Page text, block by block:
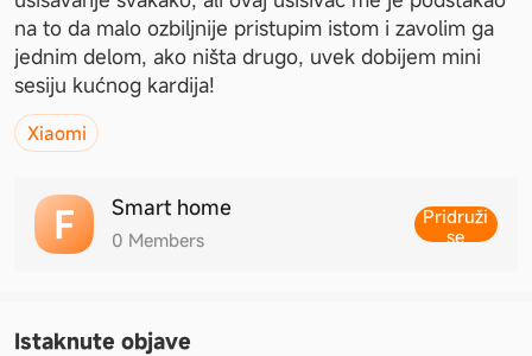
na to da malo ozbiljnije pristupim istom i zavolim ga
jednim delom, ako ništa drugo, uvek dobijem mini
sesiju kućnog kardija!
Xiaomi
Smart home
0 Members
Pridruži
se
Istaknute objave